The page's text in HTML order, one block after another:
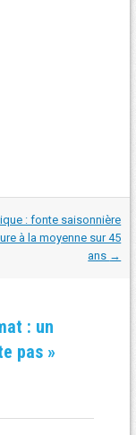
: fonte saisonnière
à la moyenne sur 45
ans →
: un
pas»